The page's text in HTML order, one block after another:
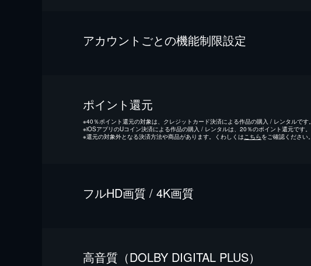
アカウントごとの機能制限設定
ポイント還元
※40％ポイント還元の対象は、クレジットカード決済による作品の購入 / レンタルです。
※iOSアプリのUコイン決済による作品の購入 / レンタルは、20％のポイント還元です。
※還元の対象外となる決済方法や商品があります。くわしくは こちらをご確認ください。
フルHD画質 / 4K画質
⾼⾳質（DOLBY DIGITAL PLUS）